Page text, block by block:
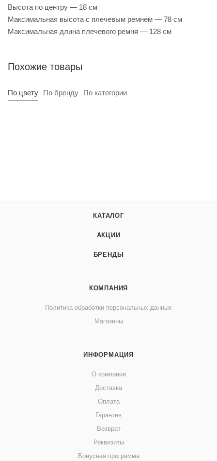
Высота по центру — 18 см
Максимальная высота с плечевым ремнем — 78 см
Максимальная длина плечевого ремня — 128 см
Похожие товары
По цвету По бренду По категории
КАТАЛОГ
АКЦИИ
БРЕНДЫ
КОМПАНИЯ
Политика обработки персональных данных
Магазины
ИНФОРМАЦИЯ
О компании
Доставка
Оплата
Гарантия
Возврат
Реквизиты
Бонусная программа